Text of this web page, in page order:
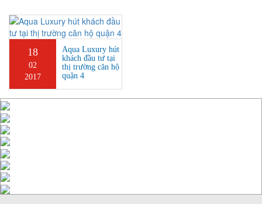
18
02
2017
Aqua Luxury hút
khách đầu tư tại
thị trường căn hộ
quận 4